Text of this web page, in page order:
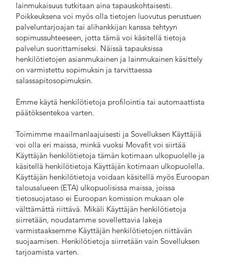
lainmukaisuus tutkitaan aina tapauskohtaisesti.
Poikkeuksena voi myös olla tietojen luovutus perustuen
palveluntarjoajan tai alihankkijan kanssa tehtyyn
sopimussuhteeseen, jotta tämä voi käsitellä tietoja
palvelun suorittamiseksi. Näissä tapauksissa
henkilötietojen asianmukainen ja lainmukainen käsittely
on varmistettu sopimuksin ja tarvittaessa
salassapitosopimuksin.
Emme käytä henkilötietoja profilointia tai automaattista
päätöksentekoa varten.
Toimimme maailmanlaajuisesti ja Sovelluksen Käyttäjiä
voi olla eri maissa, minkä vuoksi Movafit voi siirtää
Käyttäjän henkilötietoja tämän kotimaan ulkopuolelle ja
käsitellä henkilötietoja Käyttäjän kotimaan ulkopuolella.
Käyttäjän henkilötietoja voidaan käsitellä myös Euroopan
talousalueen (ETA) ulkopuolisissa maissa, joissa
tietosuojataso ei Euroopan komission mukaan ole
välttämättä riittävä. Mikäli Käyttäjän henkilötietoja
siirretään, noudatamme sovellettavia lakeja
varmistaaksemme Käyttäjän henkilötietojen riittävän
suojaamisen. Henkilötietoja siirretään vain Sovelluksen
tarjoamista varten.